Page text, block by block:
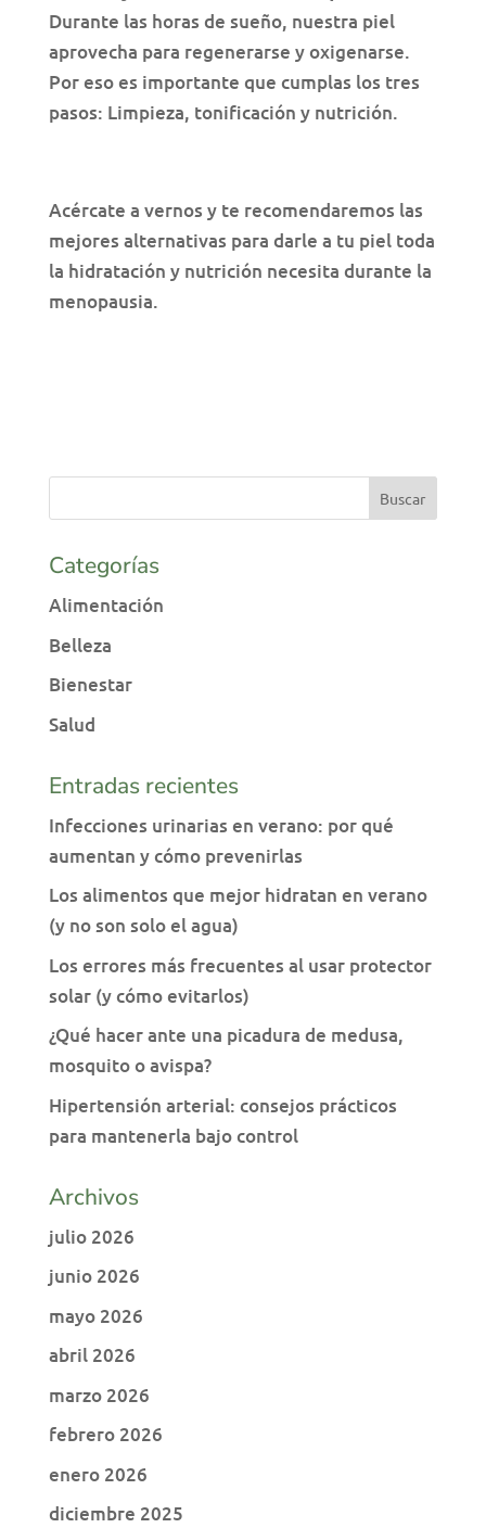
Durante las horas de sueño, nuestra piel
aprovecha para regenerarse y oxigenarse.
Por eso es importante que cumplas los tres
pasos: Limpieza, tonificación y nutrición.
Acércate a vernos y te recomendaremos las
mejores alternativas para darle a tu piel toda
la hidratación y nutrición necesita durante la
menopausia.
Categorías
Alimentación
Belleza
Bienestar
Salud
Entradas recientes
Infecciones urinarias en verano: por qué
aumentan y cómo prevenirlas
Los alimentos que mejor hidratan en verano
(y no son solo el agua)
Los errores más frecuentes al usar protector
solar (y cómo evitarlos)
¿Qué hacer ante una picadura de medusa,
mosquito o avispa?
Hipertensión arterial: consejos prácticos
para mantenerla bajo control
Archivos
julio 2026
junio 2026
mayo 2026
abril 2026
marzo 2026
febrero 2026
enero 2026
diciembre 2025